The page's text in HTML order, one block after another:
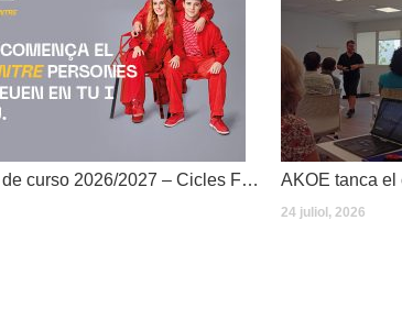
Dates inici de curso 2026/2027 – Cicles Formatius
24 juliol, 2026